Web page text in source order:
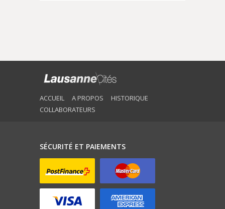
ACCUEIL A PROPOS
HISTORIQUE
COLLABORATEURS
SÉCURITÉ ET PAIEMENTS